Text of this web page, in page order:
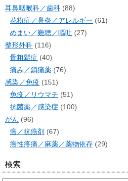
耳鼻咽喉科／歯科 (88)
花粉症／鼻炎／アレルギー (61)
めまい／難聴／嘔吐 (27)
整形外科 (116)
骨粗鬆症 (40)
痛み／鎮痛薬 (76)
感染／免疫 (151)
免疫／リウマチ (51)
抗菌薬／感染症 (100)
がん (96)
癌／抗癌剤 (67)
癌性疼痛／麻薬／薬物依存 (29)
検索